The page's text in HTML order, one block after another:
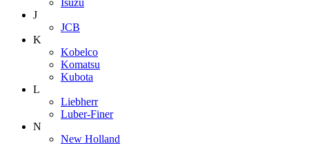
Isuzu
J
JCB
K
Kobelco
Komatsu
Kubota
L
Liebherr
Luber-Finer
N
New Holland